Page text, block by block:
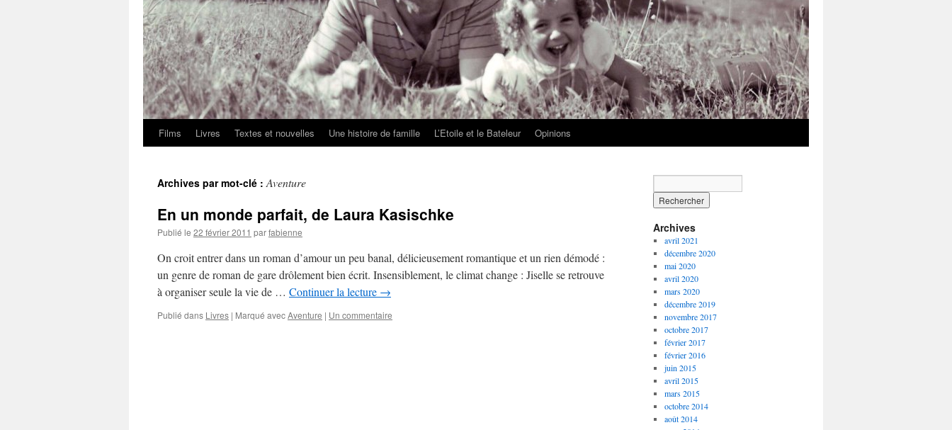
Films Livres Textes et nouvelles Une histoire de famille L’Etoile et le Bateleur Opinions
Archives par mot-clé :Aventure
En un monde parfait, de Laura Kasischke
Publié le 22 février 2011 parfabienne
On croit entrer dans un roman d’amour un peu banal, délicieusement romantique et un rien démodé :
un genre de roman de gare drôlement bien écrit. Insensiblement, le climat change : Jiselle se retrouve
à organiser seule la vie de … Continuer la lecture →
Publié dans Livres | Marqué avecAventure | Un commentaire
Archives
avril 2021
décembre 2020
mai 2020
avril 2020
mars 2020
décembre 2019
novembre 2017
octobre 2017
février 2017
février 2016
juin 2015
avril 2015
mars 2015
octobre 2014
août 2014